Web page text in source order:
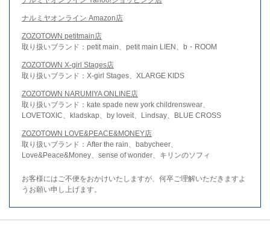
ナルミヤオンライン Amazon店
ZOZOTOWN petitmain店
取り扱いブランド：petit main、petit main LIEN、b・ROOM
ZOZOTOWN X-girl Stages店
取り扱いブランド：X-girl Stages、XLARGE KIDS
ZOZOTOWN NARUMIYA ONLINE店
取り扱いブランド：kate spade new york childrenswear、
LOVETOXIC、kladskap、by loveit、Lindsay、BLUE CROSS
ZOZOTOWN LOVE&PEACE&MONEY店
取り扱いブランド：After the rain、babycheer、
Love&Peace&Money、sense of wonder、キリンのソフィ
お客様にはご不便をおかけいたしますが、何卒ご理解いただきますよ
うお願い申し上げます。